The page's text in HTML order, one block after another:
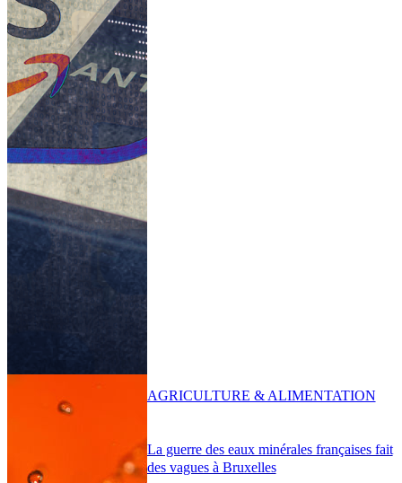
La guerre des eaux minérales françaises fait
des vagues à Bruxelles
AGRICULTURE & ALIMENTATION